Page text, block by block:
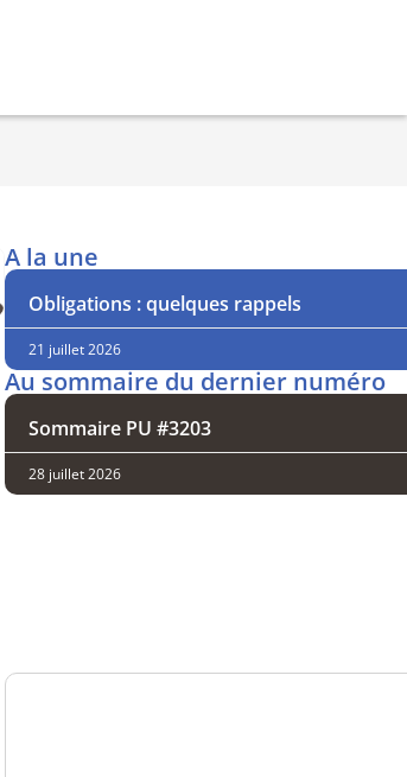
A la une
Obligations : quelques rappels
21 juillet 2026
Au sommaire du dernier numéro
Sommaire PU #3203
28 juillet 2026